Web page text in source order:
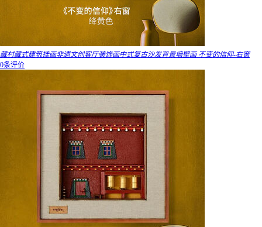
藏村藏式建筑挂画非遗文创客厅装饰画中式复古沙发背景墙壁画 不变的信仰-右窗
0条评价